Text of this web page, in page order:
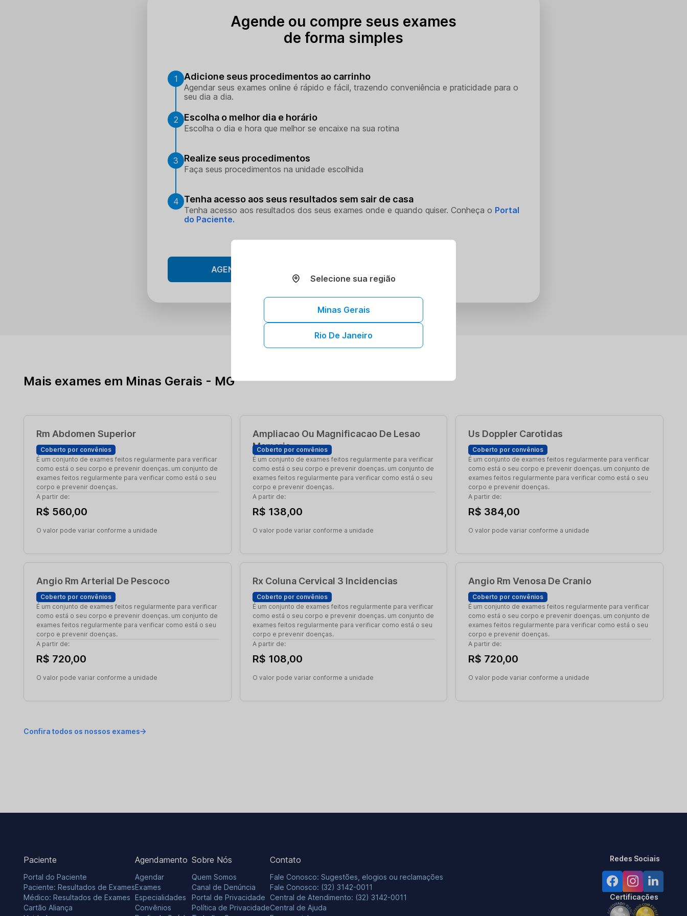
Agende ou compre seus exames
de forma simples
1 Adicione seus procedimentos ao carrinho
Agendar seus exames online é rápido e fácil, trazendo conveniência e praticidade para o
seu dia a dia.
2 Escolha o melhor dia e horário
Escolha o dia e hora que melhor se encaixe na sua rotina
3 Realize seus procedimentos
Faça seus procedimentos na unidade escolhida
4 Tenha acesso aos seus resultados sem sair de casa
Tenha acesso aos resultados dos seus exames onde e quando quiser. Conheça o Portal
do Paciente.
AGENDAR AGORA
Mais exames em Minas Gerais - MG
Rm Abdomen Superior
Coberto por convênios
É um conjunto de exames feitos regularmente para verificar
como está o seu corpo e prevenir doenças. um conjunto de
exames feitos regularmente para verificar como está o seu
corpo e prevenir doenças.
A partir de:
R$ 560,00
O valor pode variar conforme a unidade
Ampliacao Ou Magnificacao De Lesao
Mamaria
Coberto por convênios
É um conjunto de exames feitos regularmente para verificar
como está o seu corpo e prevenir doenças. um conjunto de
exames feitos regularmente para verificar como está o seu
corpo e prevenir doenças.
A partir de:
R$ 138,00
O valor pode variar conforme a unidade
Us Doppler Carotidas
Coberto por convênios
É um conjunto de exames feitos regularmente para verificar
como está o seu corpo e prevenir doenças. um conjunto de
exames feitos regularmente para verificar como está o seu
corpo e prevenir doenças.
A partir de:
R$ 384,00
O valor pode variar conforme a unidade
Angio Rm Arterial De Pescoco
Coberto por convênios
É um conjunto de exames feitos regularmente para verificar
como está o seu corpo e prevenir doenças. um conjunto de
exames feitos regularmente para verificar como está o seu
corpo e prevenir doenças.
A partir de:
R$ 720,00
O valor pode variar conforme a unidade
Rx Coluna Cervical 3 Incidencias
Coberto por convênios
É um conjunto de exames feitos regularmente para verificar
como está o seu corpo e prevenir doenças. um conjunto de
exames feitos regularmente para verificar como está o seu
corpo e prevenir doenças.
A partir de:
R$ 108,00
O valor pode variar conforme a unidade
Angio Rm Venosa De Cranio
Coberto por convênios
É um conjunto de exames feitos regularmente para verificar
como está o seu corpo e prevenir doenças. um conjunto de
exames feitos regularmente para verificar como está o seu
corpo e prevenir doenças.
A partir de:
R$ 720,00
O valor pode variar conforme a unidade
Confira todos os nossos exames
Paciente
Portal do Paciente
Paciente: Resultados de Exames
Médico: Resultados de Exames
Cartão Aliança
Agendamento
Agendar
Exames
Especialidades
Convênios
Sobre Nós
Quem Somos
Canal de Denúncia
Portal de Privacidade
Política de Privacidade
Contato
Fale Conosco: Sugestões, elogios ou reclamações
Fale Conosco: (32) 3142-0011
Central de Atendimento: (32) 3142-0011
Central de Ajuda
Redes Sociais
Certificações
Selecione sua região
Minas Gerais
Rio De Janeiro